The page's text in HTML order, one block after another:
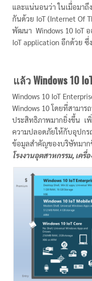
และแน่นอนว่า ในเมื่อมาถึ
กันด้วย IoT (Internet Of
พัฒนา Windows 10 IoT
IoT application อีกด้วย ซึ่
แล้ว Windows 10
Windows 10 IoT
Windows 10 โดยที่สามา
ประสิทธิภาพมากยิ่งขึ้น เพิ่
ความปลอดภัยให้กับอุปก
ข้อมูลสำคัญของบริษัทมา
โรงงานอุตสาหกรรม, เครื่